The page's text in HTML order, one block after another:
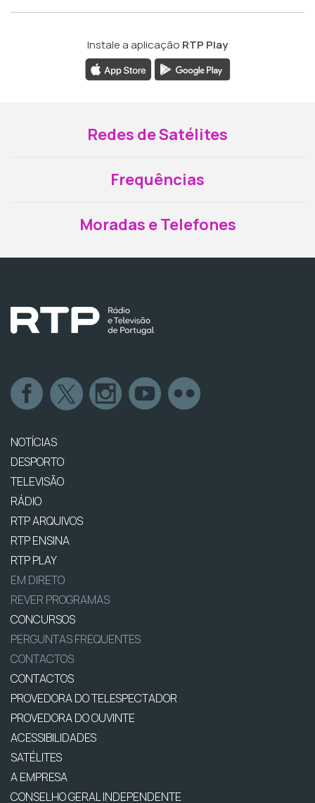
Instale a aplicação RTP Play
Redes de Satélites
Frequências
Moradas e Telefones
NOTÍCIAS
DESPORTO
TELEVISÃO
RÁDIO
RTP ARQUIVOS
RTP ENSINA
RTP PLAY
EM DIRETO
REVER PROGRAMAS
CONCURSOS
PERGUNTAS FREQUENTES
CONTACTOS
CONTACTOS
PROVEDORA DO TELESPECTADOR
PROVEDORA DO OUVINTE
ACESSIBILIDADES
SATÉLITES
A EMPRESA
CONSELHO GERAL INDEPENDENTE